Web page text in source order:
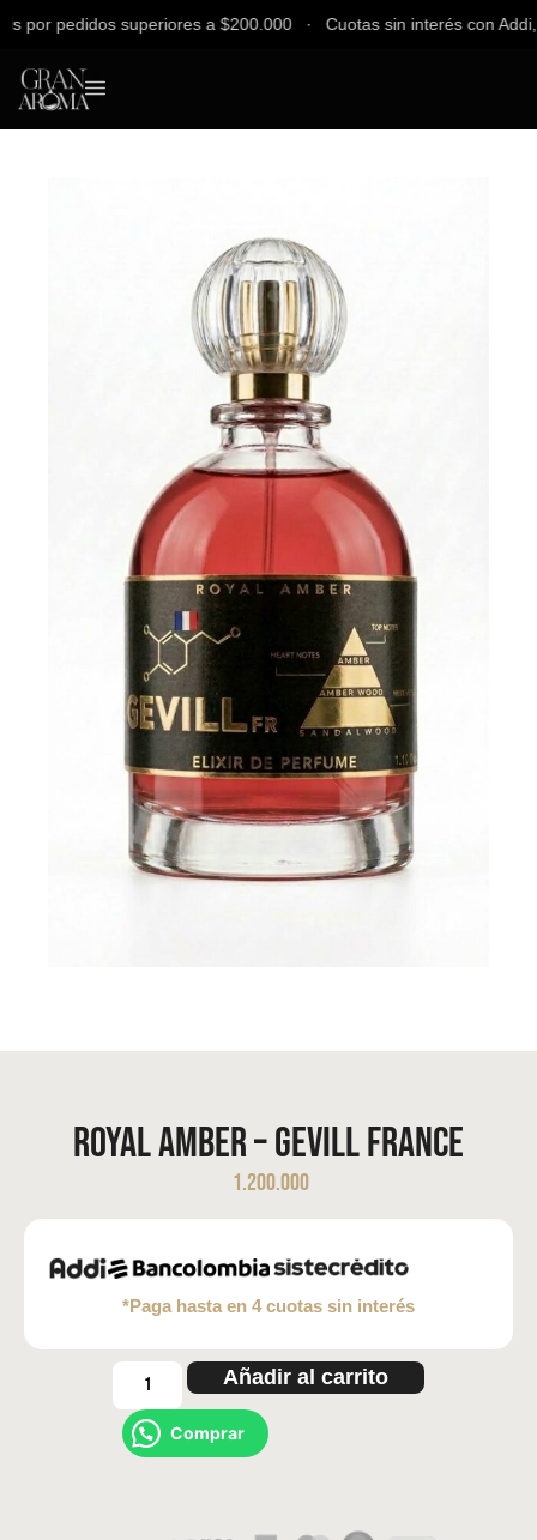
pedidos superiores a $200.000 ∙ Cuotas sin interés con Addi,
Royal Amber – Gevill France
1.200.000
*Paga hasta en 4 cuotas sin interés
Añadir al carrito
Comprar